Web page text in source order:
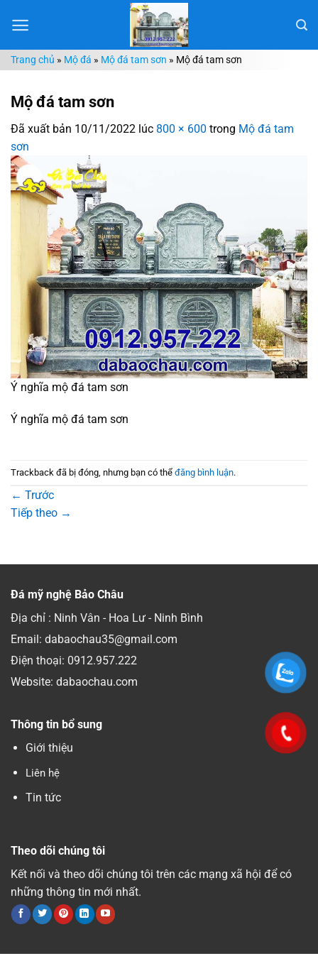
đến
dungTrang chủ » Mộ đá » Mộ đá tam sơn » Mộ đá tam sơn
Mộ đá tam sơn
Đã xuất bản 10/11/2022 lúc 800 × 600 trong Mộ đá tam
sơn
Ý nghĩa mộ đá tam sơn
Ý nghĩa mộ đá tam sơn
Trackback đã bị đóng, nhưng bạn có thể đăng bình luận.
← Trước
Tiếp theo →
Đá mỹ nghệ Bảo Châu
Địa chỉ : Ninh Vân - Hoa Lư - Ninh Bình
Email: dabaochau35@gmail.com
Điện thoại: 0912.957.222
Website: dabaochau.com
Thông tin bổ sung
Giới thiệu
Liên hệ
Tin tức
Theo dõi chúng tôi
Kết nối và theo dõi chúng tôi trên các mạng xã hội để có
những thông tin mới nhất.